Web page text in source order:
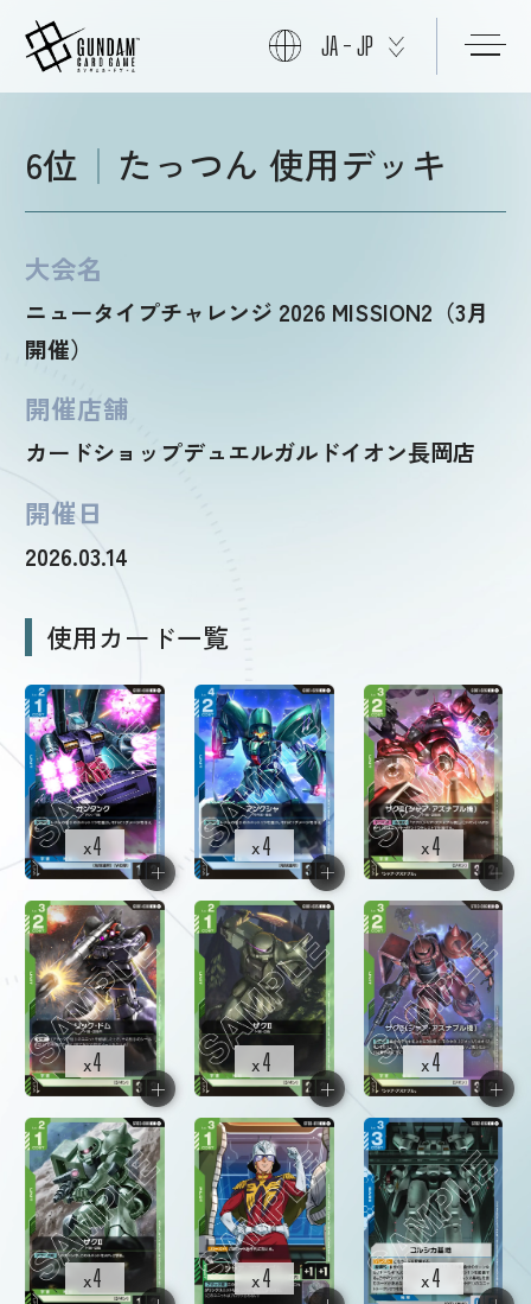
ニュース
カード
イベント
ショップ
JA - JP
6位 たっつん 使用デッキ
大会名
ニュータイプチャレンジ 2026 MISSION2（3月
開催）
開催店舗
カードショップデュエルガルドイオン長岡店
開催日
2026.03.14
使用カード一覧
x4 x4 x4
x4 x4 x4
x4 x4 x4